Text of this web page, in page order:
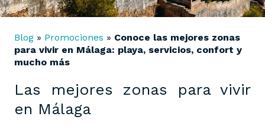
Blog » Promociones » Conoce las mejores zonas
para vivir en Málaga: playa, servicios, confort y
mucho más
Las mejores zonas para vivir
en Málaga